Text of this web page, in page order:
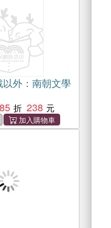
外：南朝文學
85 238